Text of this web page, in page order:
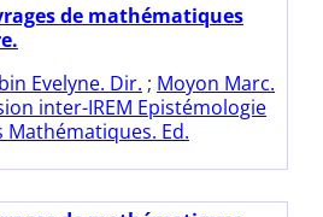
de mathématiques
Evelyne. Dir. ; Moyon Marc.
inter-IREM Epistémologie
Ed.